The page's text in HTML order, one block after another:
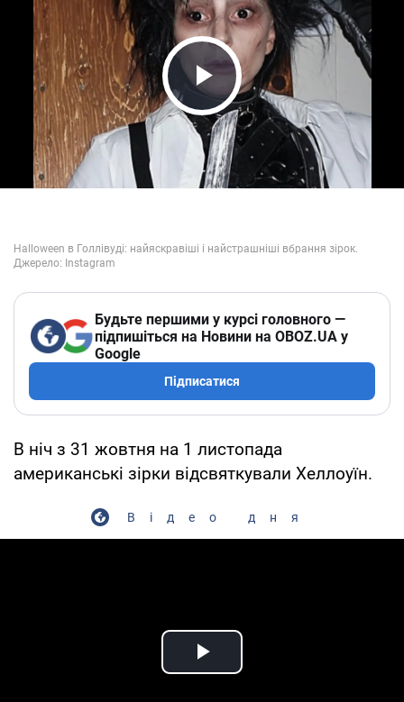
Play Video
Будьте першими у курсі головного —
підпишіться на Новини на OBOZ.UA у
Google
Підписатися
В ніч з 31 жовтня на 1 листопада
американські зірки відсвяткували Хеллоуїн.
Відео дня
Play Video